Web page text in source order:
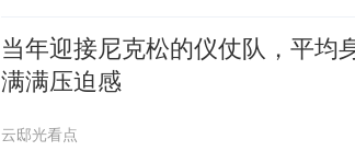
当年迎接尼克松的仪仗队，平均
满满压迫感
云邸光看点